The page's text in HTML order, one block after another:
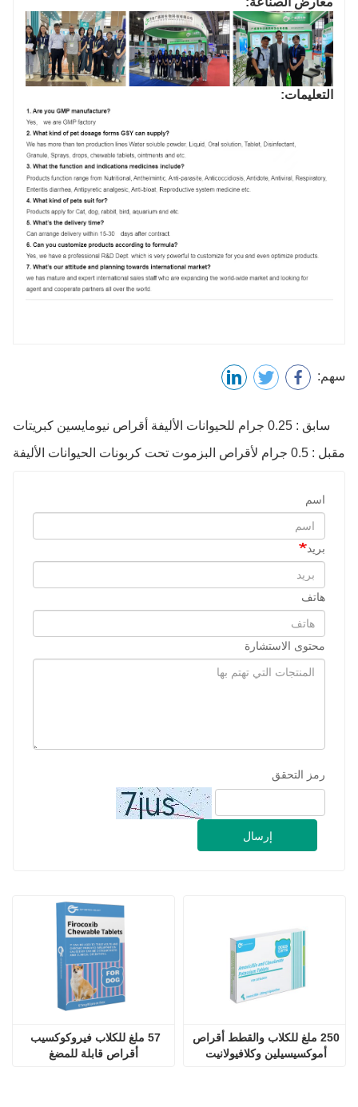
التعليمات:
سهم:
سابق : 0.25 جرام للحيوانات الأليفة أقراص نيومايسين كبريتات
مقبل : 0.5 جرام لأقراص البزموت تحت كربونات الحيوانات الأليفة
اسم
بريد
هاتف
محتوى الاستشارة
رمز التحقق
إرسال
أقراص قابلة للمضغ